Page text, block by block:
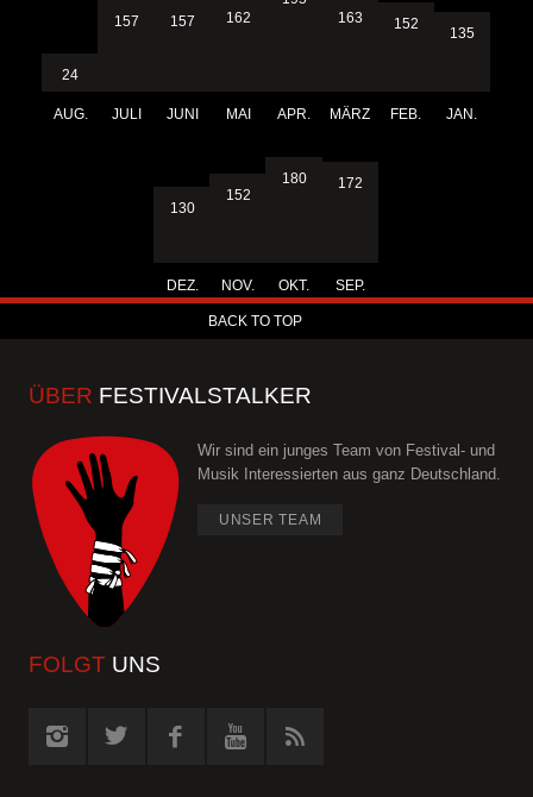
24
AUG.
157
JULI
157
JUNI
162
MAI APR.
163
MÄRZ
152
FEB.
135
JAN.
130
DEZ.
152
NOV.
180
OKT.
172
SEP.
BACK TO TOP
ÜBER FESTIVALSTALKER
Wir sind ein junges Team von Festival- und
Musik Interessierten aus ganz Deutschland.
UNSER TEAM
FOLGT UNS